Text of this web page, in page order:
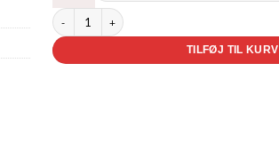
Buster Kanin og jagten på hjemmearbejdet antal
TILFØJ TIL KURV